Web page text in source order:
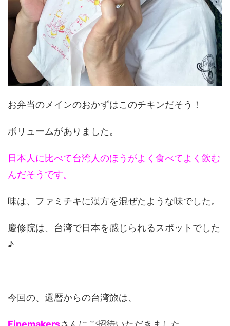
お弁当のメインのおかずはこのチキンだそう！
ボリュームがありました。
日本人に比べて台湾人のほうがよく食べてよく飲む
んだそうです。
味は、ファミチキに漢方を混ぜたような味でした。
慶修院は、台湾で日本を感じられるスポットでした
♪
今回の、還暦からの台湾旅は、